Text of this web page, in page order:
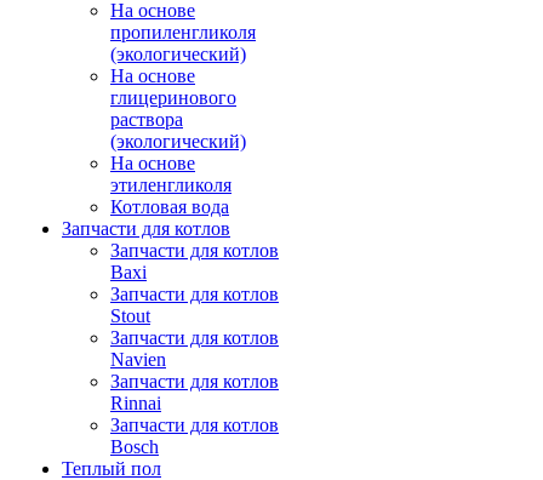
На основе
пропиленгликоля
(экологический)
На основе
глицеринового
раствора
(экологический)
На основе
этиленгликоля
Котловая вода
Запчасти для котлов
Запчасти для котлов
Baxi
Запчасти для котлов
Stout
Запчасти для котлов
Navien
Запчасти для котлов
Rinnai
Запчасти для котлов
Bosch
Теплый пол